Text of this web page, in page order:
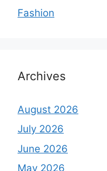
Fashion
Archives
August 2026
July 2026
June 2026
May 2026